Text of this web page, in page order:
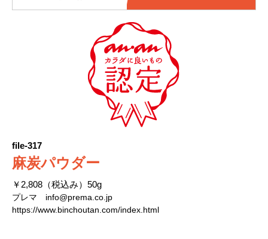
file-317
麻炭パウダー
￥2,808（税込み）50g
プレマ info@prema.co.jp
https://www.binchoutan.com/index.html